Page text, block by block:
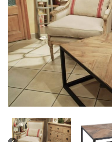
CONTACTO